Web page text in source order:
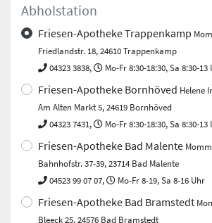
Abholstation
Friesen-Apotheke Trappenkamp
Friedlandstr. 18, 24610 Trappenkamp
04323 3838,
Mo-Fr 8:30-18:30, Sa 8:30-13
Friesen-Apotheke Bornhöved Helene
Am Alten Markt 5, 24619 Bornhöved
04323 7431,
Mo-Fr 8:30-18:30, Sa 8:30-13
Friesen-Apotheke Bad Malente
Bahnhofstr. 37-39, 23714 Bad Malente
04523 99 07 07,
Mo-Fr 8-19, Sa 8-16 Uhr
Friesen-Apotheke Bad Bramstedt
Bleeck 25, 24576 Bad Bramstedt